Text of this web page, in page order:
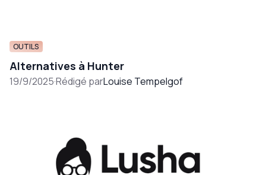
OUTILS
Alternatives à Hunter
19/9/2025·Rédigé parLouise Tempelgof